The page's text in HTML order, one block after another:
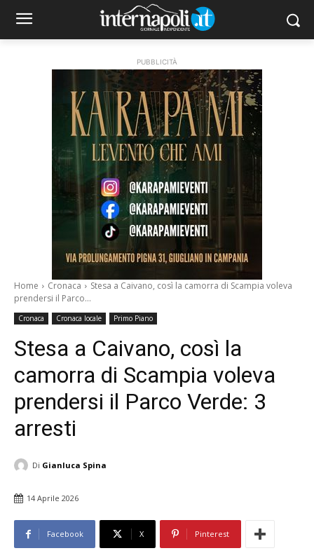
PUBBLICITÀ
Home Cronaca
Stesa a Caivano, così la camorra di Scampia voleva
prendersi il Parco...
Cronaca Cronaca locale Primo Piano
Stesa a Caivano, così la
camorra di Scampia voleva
prendersi il Parco Verde: 3
arresti
Di Gianluca Spina
14 Aprile 2026
Facebook X Pinterest